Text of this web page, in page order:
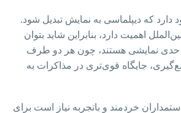
که دیپلماسی به نمایش تبدیل شود.
اهمیت دارد، بنابراین شاید بتوان
حدی نمایشی هستند، چون هر دو طرف
جایگاه قوی‌تری در مذاکرات به
خردمند و باتجربه نیاز است برای